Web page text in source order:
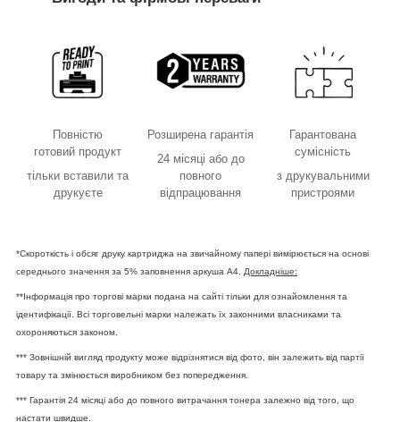
Повністю
готовий продукт
тільки вставили та
друкуєте
Розширена гарантія
24 місяці або до
повного
відпрацювання
Гарантована
сумісність
з друкувальними
пристроями
*Скороткість і обсяг друку картриджа на звичайному папері вимірюється на основі
середнього значення за 5% заповнення аркуша А4. Докладніше:
**Інформація про торгові марки подана на сайті тільки для ознайомлення та
ідентифікації. Всі торговельні марки належать їх законними власниками та
охороняються законом.
*** Зовнішній вигляд продукту може відрізнятися від фото, він залежить від партії
товару та змінюється виробником без попередження.
*** Гарантія 24 місяці або до повного витрачання тонера залежно від того, що
настати швидше.